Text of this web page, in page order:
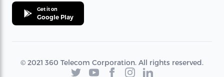
Get it on
Google Play
© 2021 360 Telecom Corporation. All rights reserved.